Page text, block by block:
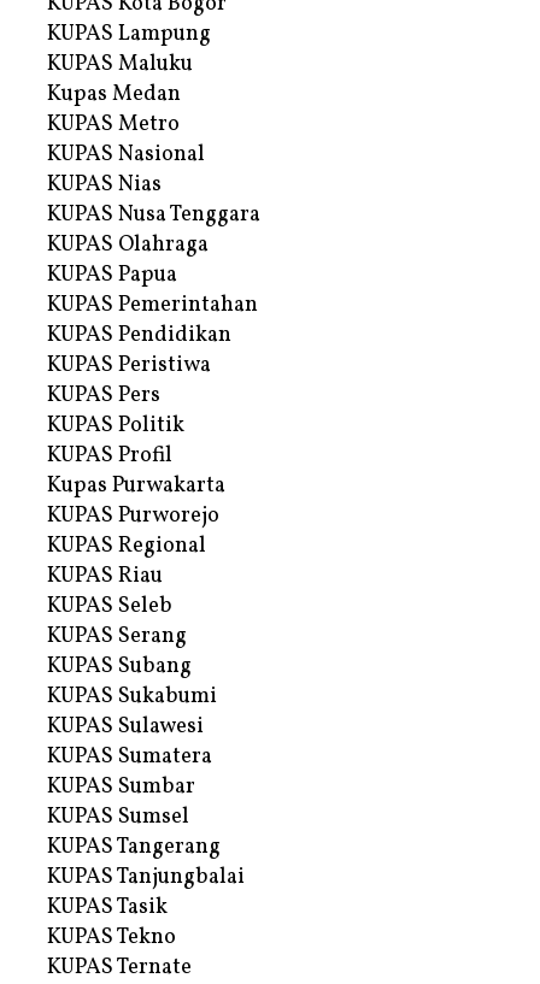
KUPAS Lampung
KUPAS Maluku
Kupas Medan
KUPAS Metro
KUPAS Nasional
KUPAS Nias
KUPAS Nusa Tenggara
KUPAS Olahraga
KUPAS Papua
KUPAS Pemerintahan
KUPAS Pendidikan
KUPAS Peristiwa
KUPAS Pers
KUPAS Politik
KUPAS Profil
Kupas Purwakarta
KUPAS Purworejo
KUPAS Regional
KUPAS Riau
KUPAS Seleb
KUPAS Serang
KUPAS Subang
KUPAS Sukabumi
KUPAS Sulawesi
KUPAS Sumatera
KUPAS Sumbar
KUPAS Sumsel
KUPAS Tangerang
KUPAS Tanjungbalai
KUPAS Tasik
KUPAS Tekno
KUPAS Ternate